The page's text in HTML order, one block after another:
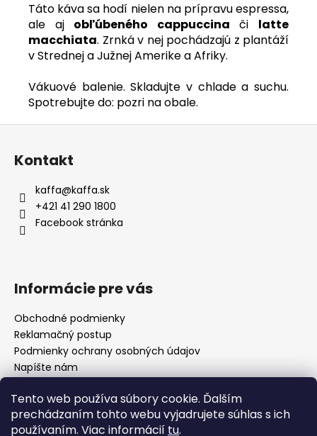
Tento web používa súbory cookie. Ďalším
prechádzaním tohto webu vyjadrujete súhlas s ich
používaním. Viac informácií tu.
Táto káva sa hodí nielen na prípravu espressa,
ale aj obľúbeného cappuccina či latte
macchiata. Zrnká v nej pochádzajú z plantáží
v Strednej a Južnej Amerike a Afriky.
Vákuové balenie. Skladujte v chlade a suchu.
Spotrebujte do: pozri na obale.
Kontakt
kaffa@kaffa.sk
+421 41 290 1800
Facebook stránka
Informácie pre vás
Obchodné podmienky
Reklamačný postup
Podmienky ochrany osobných údajov
Napíšte nám